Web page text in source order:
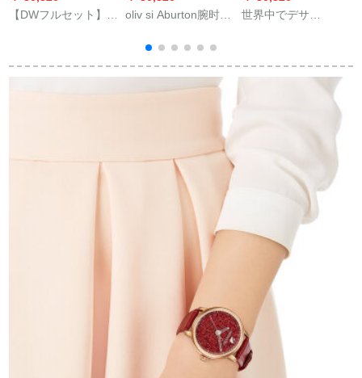
【DWフルセット】
ファンシー腕時計時
oliv si Aburton腕时计
パン式のシンプロフ
ァンの时计の女性の
腕时计の腕时计OB
世界中でデサ
计フルー男时计ファ
ンシ腕时计DZ 7395
黒钢帯を购入しまし